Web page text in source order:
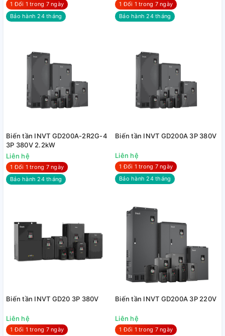
1 Đổi 1 trong 7 ngày
Bảo hành 24 tháng
1 Đổi 1 trong 7 ngày
Bảo hành 24 tháng
Biến tần INVT GD200A-2R2G-4
3P 380V 2.2kW
Liên hệ
1 Đổi 1 trong 7 ngày
Bảo hành 24 tháng
Biến tần INVT GD200A 3P 380V
Liên hệ
1 Đổi 1 trong 7 ngày
Bảo hành 24 tháng
Biến tần INVT GD20 3P 380V
Liên hệ
1 Đổi 1 trong 7 ngày
Biến tần INVT GD200A 3P 220V
Liên hệ
1 Đổi 1 trong 7 ngày